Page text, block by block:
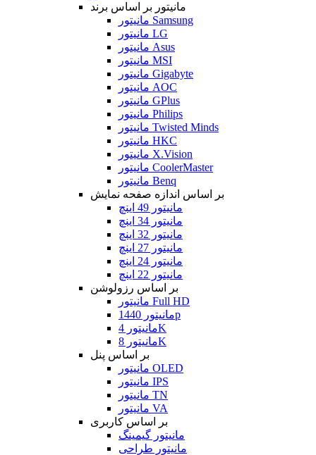
مانیتور بر اساس برند
مانیتور Samsung
مانیتور LG
مانیتور Asus
مانیتور MSI
مانیتور Gigabyte
مانیتور AOC
مانیتور GPlus
مانیتور Philips
مانیتور Twisted Minds
مانیتور HKC
مانیتور X.Vision
مانیتور CoolerMaster
مانیتور Benq
بر اساس اندازه صفحه نمایش
مانیتور 49 اینچ
مانیتور 34 اینچ
مانیتور 32 اینچ
مانیتور 27 اینچ
مانیتور 24 اینچ
مانیتور 22 اینچ
بر اساس رزولوشن
مانیتور Full HD
مانیتور 1440p
مانیتور 4K
مانیتور 8K
بر اساس پنل
مانیتور OLED
مانیتور IPS
مانیتور TN
مانیتور VA
بر اساس کاربری
مانیتور گیمینگ
مانیتور طراحی